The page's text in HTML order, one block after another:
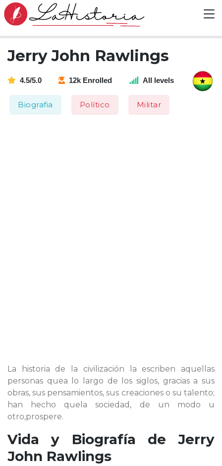
Jerry John Rawlings
4.5/5.0 12k Enrolled All levels
Biografia Político Militar
La historia de la civilización la escriben aquellas
personas quea lo largo de los siglos, gracias a sus
obras, sus pensamientos, sus creaciones o su talento;
han hecho quela sociedad, de un modo u
otro,prospere.
Vida y Biografía de Jerry
John Rawlings